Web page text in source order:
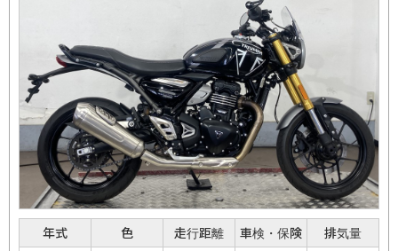
年式 色 走行距離 車検・保険 排気量